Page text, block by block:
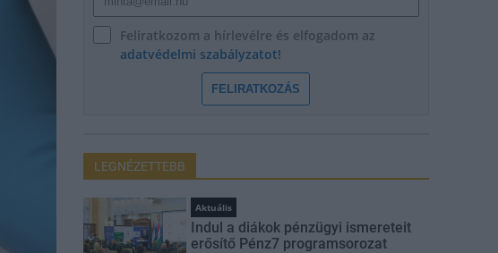
Feliratkozom a hírlevélre és elfogadom az
adatvédelmi szabályzatot!
FELIRATKOZÁS
LEGNÉZETTEBB
Aktuális
Indul a diákok pénzügyi ismereteit
erősítő Pénz7 programsorozat